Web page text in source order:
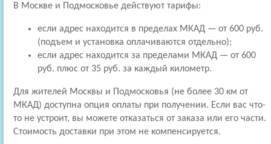
В Москве и Подмосковье действуют тарифы:
если адрес находится в пределах МКАД — от 600 руб.
(подъем и установка оплачиваются отдельно);
если адрес находится за пределами МКАД — от 600
руб. плюс от 35 руб. за каждый километр.
Для жителей Москвы и Подмосковья (не более 30 км от
МКАД) доступна опция оплаты при получении. Если вас что-
то не устроит, вы можете отказаться от заказа или его части.
Стоимость доставки при этом не компенсируется.